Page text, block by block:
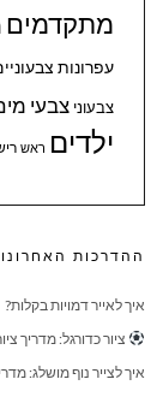
מתקדמים
עפרונות
צבעוני צבעי
ילדים ראש
ההדרכות
איך לאייר דמויות בקלות?
ציור כדורגל: מדריך
איך לצייר נוף מושלג: